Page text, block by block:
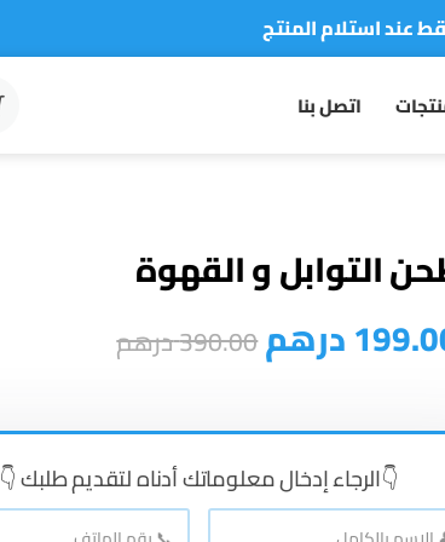
مدن المملكة
اتصل بنا
التوابل و القهوة
درهم390.00درهم
👇الرجاء إدخال معلوماتك أدناه لتقديم طلبك 👇
📞